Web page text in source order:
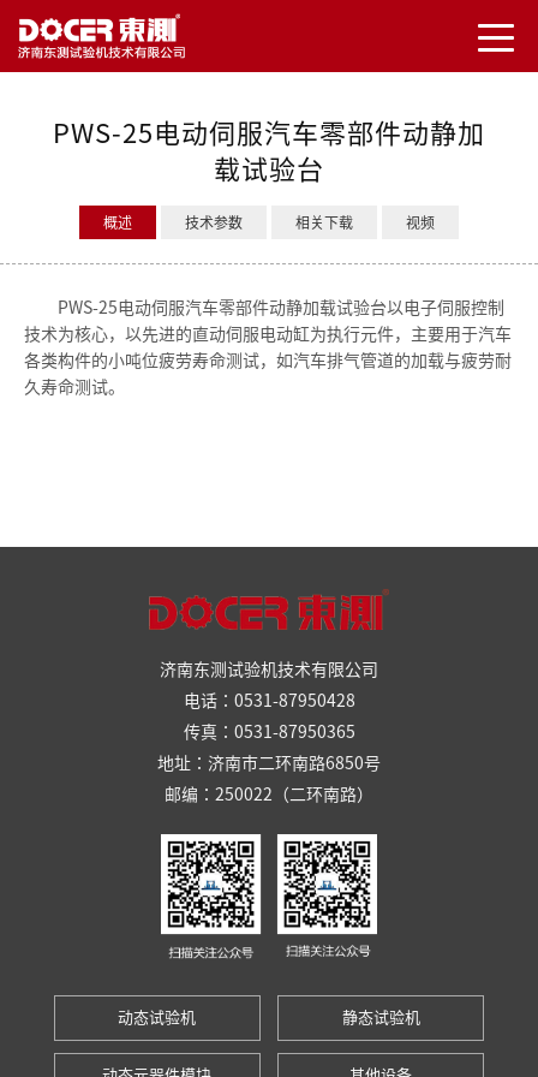
PWS-25电动伺服汽车零部件动静加
载试验台
概述 技术参数 相关下载 视频
PWS-25电动伺服汽车零部件动静加载试验台以电子伺服控制
技术为核心，以先进的直动伺服电动缸为执行元件，主要用于汽车
各类构件的小吨位疲劳寿命测试，如汽车排气管道的加载与疲劳耐
久寿命测试。
济南东测试验机技术有限公司
电话：0531-87950428
传真：0531-87950365
地址：济南市二环南路6850号
邮编：250022（二环南路）
动态试验机 静态试验机